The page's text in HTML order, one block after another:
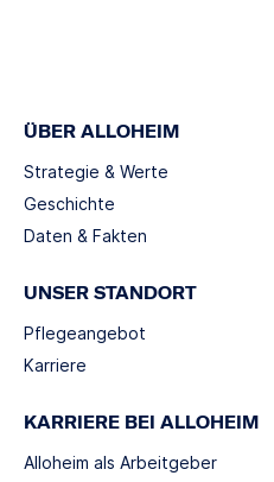
ÜBER ALLOHEIM
Strategie & Werte
Geschichte
Daten & Fakten
UNSER STANDORT
Pflegeangebot
Karriere
KARRIERE BEI ALLOHEIM
Alloheim als Arbeitgeber